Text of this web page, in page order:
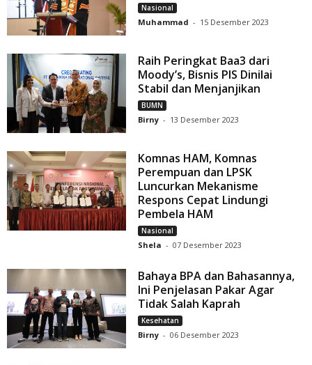
Nasional
Muhammad - 15 Desember 2023
Raih Peringkat Baa3 dari
Moody’s, Bisnis PIS Dinilai
Stabil dan Menjanjikan
BUMN
Birny - 13 Desember 2023
Komnas HAM, Komnas
Perempuan dan LPSK
Luncurkan Mekanisme
Respons Cepat Lindungi
Pembela HAM
Nasional
Shela - 07 Desember 2023
Bahaya BPA dan Bahasannya,
Ini Penjelasan Pakar Agar
Tidak Salah Kaprah
Kesehatan
Birny - 06 Desember 2023